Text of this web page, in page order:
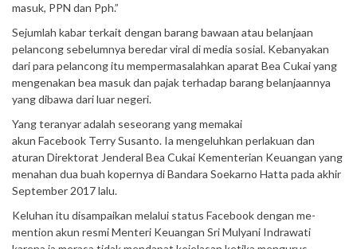
masuk, PPN dan Pph.”
Sejumlah kabar terkait dengan barang bawaan atau belanjaan
pelancong sebelumnya beredar viral di media sosial. Kebanyakan
dari para pelancong itu mempermasalahkan aparat Bea Cukai yang
mengenakan bea masuk dan pajak terhadap barang belanjaannya
yang dibawa dari luar negeri.
Yang teranyar adalah seseorang yang memakai
akun Facebook Terry Susanto. Ia mengeluhkan perlakuan dan
aturan Direktorat Jenderal Bea Cukai Kementerian Keuangan yang
menahan dua buah kopernya di Bandara Soekarno Hatta pada akhir
September 2017 lalu.
Keluhan itu disampaikan melalui status Facebook dengan me-
mention akun resmi Menteri Keuangan Sri Mulyani Indrawati